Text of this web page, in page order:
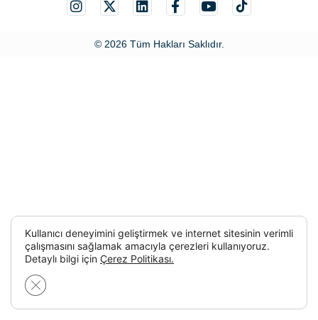
© 2026 Tüm Hakları Saklıdır.
Kullanıcı deneyimini geliştirmek ve internet sitesinin verimli
çalışmasını sağlamak amacıyla çerezleri kullanıyoruz.
Detaylı bilgi için Çerez Politikası.
GDPR çerez şeridini kapat